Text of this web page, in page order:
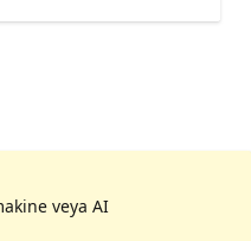
veya AI